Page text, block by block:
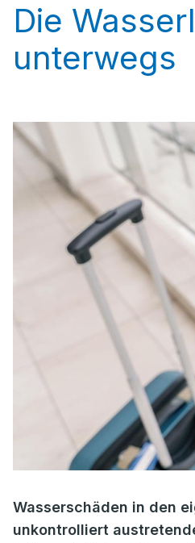
Die
unterwegs
Wasserschäden in den
unkontrolliert